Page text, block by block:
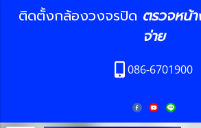
ติดตั้งกล้องวงจรปิด ตรวจหน้า
จ่าย
086-6701900